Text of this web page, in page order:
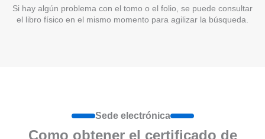
Si hay algún problema con el tomo o el folio, se puede consultar
el libro físico en el mismo momento para agilizar la búsqueda.
Sede electrónica
Como obtener el certificado de